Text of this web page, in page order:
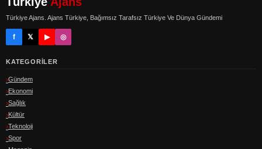
Türkiye Ajans. Ajans Türkiye, Bağımsız Tarafsız Türkiye Ve Dünya Gündemi
f 𝕏 ▶ ◎
KATEGORILER
Gündem
Ekonomi
Sağlık
Kültür
Teknoloji
Spor